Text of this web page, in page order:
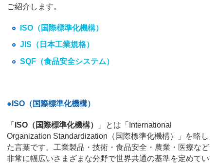
ご紹介します。
ISO（国際標準化機構）
JIS（日本工業規格）
SQF（食品安全システム）
●ISO（国際標準化機構）
「 ISO（国際標準化機構）
」とは「International
Organization Standardization（国際標準化機構）」を略し
た言葉です。工業製品・技術・食品安全・農業・医療など
非常に幅広いさまざまな分野で世界共通の基準を定めてい